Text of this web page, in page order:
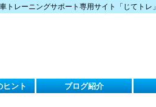
トレーニングサポート専用サイト「じてトレ」
ヒント ブログ紹介